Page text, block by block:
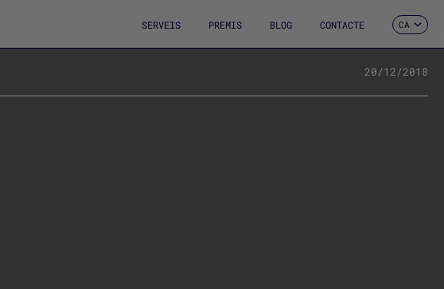
SERVEIS PREMIS BLOG CONTACTE CA
FR
IT
20/12/2018